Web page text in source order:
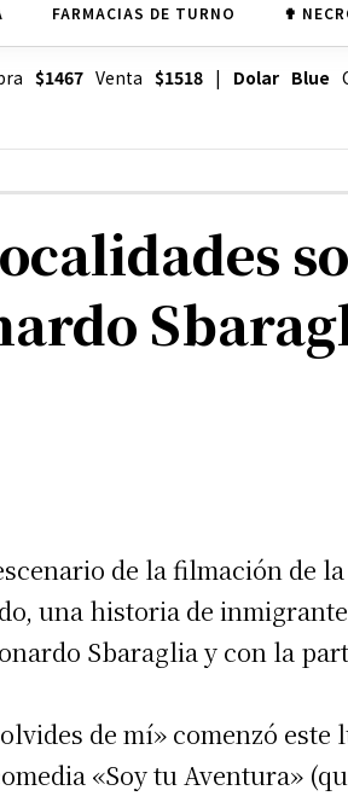
FARMACIAS DE TURNO ✟
$1467Venta $1518| Dolar Blue
de la filmación de
una historia de
Sbaraglia y con la
de mí» comenzó este
«Soy tu Aventura»